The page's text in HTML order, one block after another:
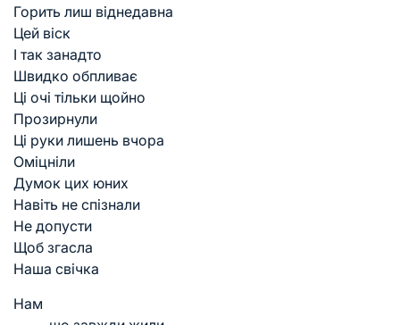
Горить лиш віднедавна
Цей віск
І так занадто
Швидко обпливає
Ці очі тільки щойно
Прозирнули
Ці руки лишень вчора
Оміцніли
Думок цих юних
Навіть не спізнали
Не допусти
Щоб згасла
Наша свічка
Нам